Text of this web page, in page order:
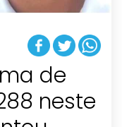
de
neste